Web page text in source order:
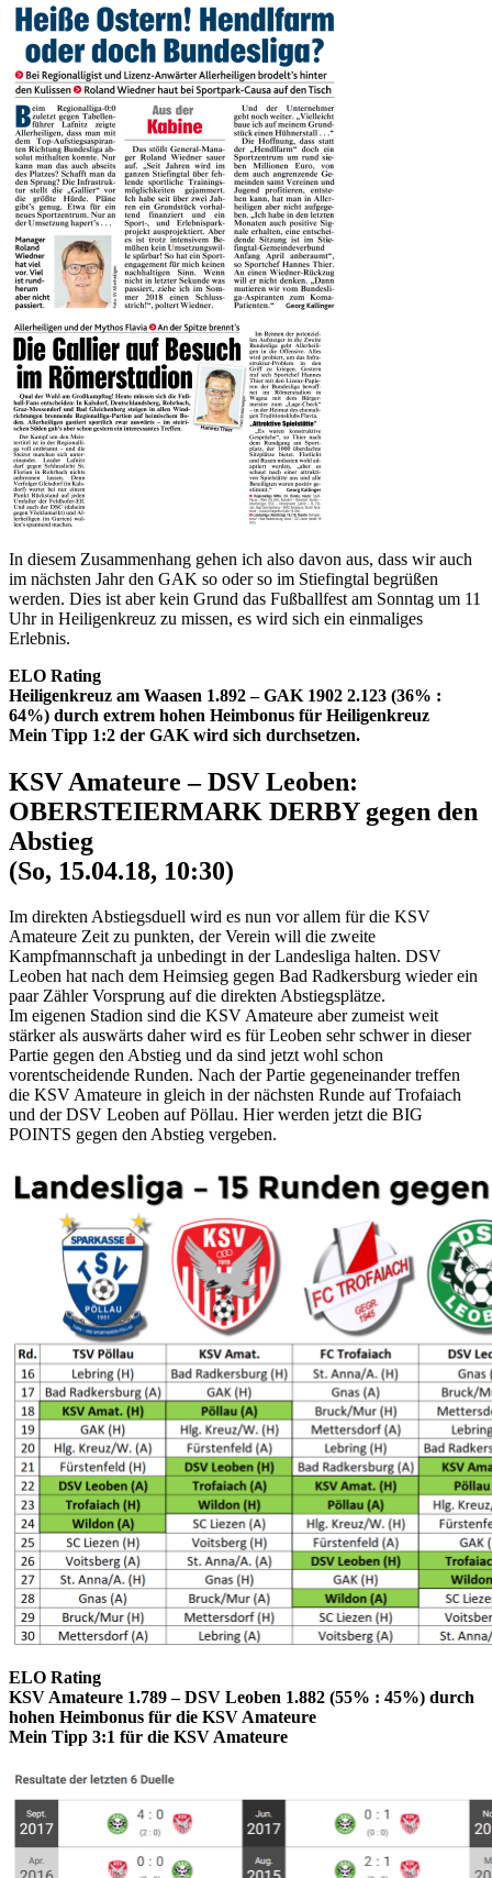
In diesem Zusammenhang gehen ich also davon aus, dass wir auch
im nächsten Jahr den GAK so oder so im Stiefingtal begrüßen
werden. Dies ist aber kein Grund das Fußballfest am Sonntag um 11
Uhr in Heiligenkreuz zu missen, es wird sich ein einmaliges
Erlebnis.
ELO Rating
Heiligenkreuz am Waasen 1.892 – GAK 1902 2.123 (36% :
64%) durch extrem hohen Heimbonus für Heiligenkreuz
Mein Tipp 1:2 der GAK wird sich durchsetzen.
KSV Amateure – DSV Leoben:
OBERSTEIERMARK DERBY gegen den
Abstieg
(So, 15.04.18, 10:30)
Im direkten Abstiegsduell wird es nun vor allem für die KSV
Amateure Zeit zu punkten, der Verein will die zweite
Kampfmannschaft ja unbedingt in der Landesliga halten. DSV
Leoben hat nach dem Heimsieg gegen Bad Radkersburg wieder ein
paar Zähler Vorsprung auf die direkten Abstiegsplätze.
Im eigenen Stadion sind die KSV Amateure aber zumeist weit
stärker als auswärts daher wird es für Leoben sehr schwer in dieser
Partie gegen den Abstieg und da sind jetzt wohl schon
vorentscheidende Runden. Nach der Partie gegeneinander treffen
die KSV Amateure in gleich in der nächsten Runde auf Trofaiach
und der DSV Leoben auf Pöllau. Hier werden jetzt die BIG
POINTS gegen den Abstieg vergeben.
ELO Rating
KSV Amateure 1.789 – DSV Leoben 1.882 (55% : 45%) durch
hohen Heimbonus für die KSV Amateure
Mein Tipp 3:1 für die KSV Amateure